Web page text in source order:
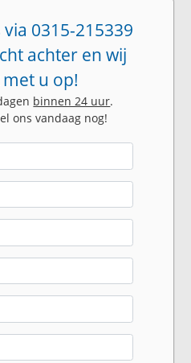
0315-215339
achter en wij
u op!
binnen 24 uur.
ons vandaag nog!